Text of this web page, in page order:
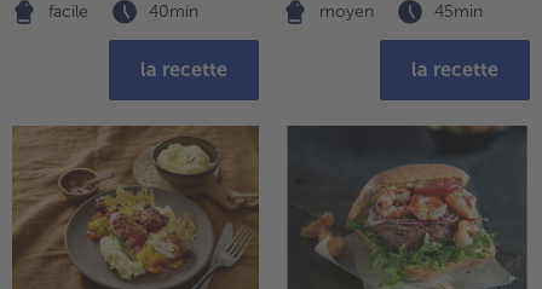
facile 40min
la recette
moyen 45min
la recette